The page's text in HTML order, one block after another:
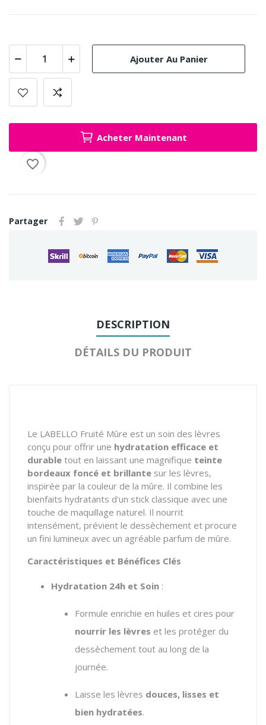
Ajouter Au Panier
Acheter Maintenant
favorite_border
Partager
DESCRIPTION
DÉTAILS DU PRODUIT
Le LABELLO Fruité Mûre est un soin des lèvres
conçu pour offrir une hydratation efficace et
durable tout en laissant une magnifique teinte
bordeaux foncé et brillante sur les lèvres,
inspirée par la couleur de la mûre. Il combine les
bienfaits hydratants d'un stick classique avec une
touche de maquillage naturel. Il nourrit
intensément, prévient le dessèchement et procure
un fini lumineux avec un agréable parfum de mûre.
Caractéristiques et Bénéfices Clés
Hydratation 24h et Soin :
Formule enrichie en huiles et cires pour
nourrir les lèvres et les protéger du
dessèchement tout au long de la
journée.
Laisse les lèvres douces, lisses et
bien hydratées.